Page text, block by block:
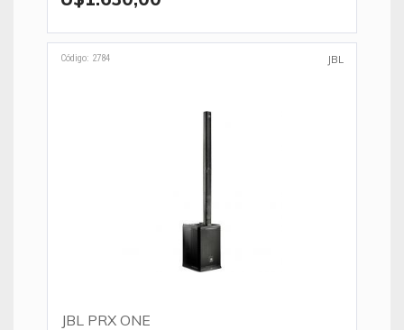
Código: 2784 JBL
JBL PRX ONE